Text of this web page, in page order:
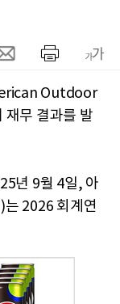
Outdoor
무 결과를 발
년 9월 4일, 아
2026 회계연